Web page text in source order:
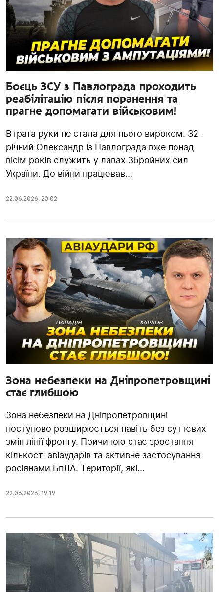
Боєць ЗСУ з Павлограда проходить
реабілітацію після поранення та
прагне допомагати військовим!
Втрата руки не стала для нього вироком. 32-
річний Олександр із Павлограда вже понад
вісім років служить у лавах Збройних сил
України. До війни працював...
22.06.2026, 20:02
Зона небезпеки на Дніпропетровщині
стає глибшою
Зона небезпеки на Дніпропетровщині
поступово розширюється навіть без суттєвих
змін лінії фронту. Причиною стає зростання
кількості авіаударів та активне застосування
росіянами БпЛА. Території, які...
22.06.2026, 19:19